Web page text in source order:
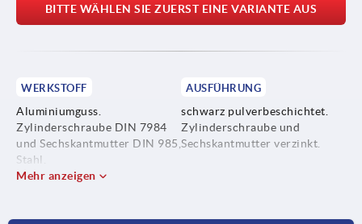
BITTE WÄHLEN SIE ZUERST EINE VARIANTE AUS
WERKSTOFF
Aluminiumguss.
Zylinderschraube DIN 7984
und Sechskantmutter DIN 985,
Stahl.
AUSFÜHRUNG
schwarz pulverbeschichtet.
Zylinderschraube und
Sechskantmutter verzinkt.
Mehr anzeigen